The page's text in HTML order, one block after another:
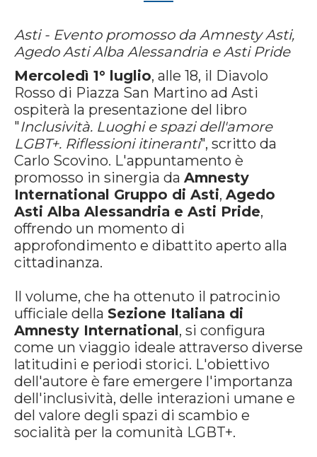
Asti - Evento promosso da Amnesty Asti,
Agedo Asti Alba Alessandria e Asti Pride
Mercoledì 1° luglio, alle 18, il Diavolo
Rosso di Piazza San Martino ad Asti
ospiterà la presentazione del libro
"Inclusività. Luoghi e spazi dell'amore
LGBT+. Riflessioni itineranti", scritto da
Carlo Scovino. L'appuntamento è
promosso in sinergia da Amnesty
International Gruppo di Asti, Agedo
Asti Alba Alessandria e Asti Pride,
offrendo un momento di
approfondimento e dibattito aperto alla
cittadinanza.
Il volume, che ha ottenuto il patrocinio
ufficiale della Sezione Italiana di
Amnesty International, si configura
come un viaggio ideale attraverso diverse
latitudini e periodi storici. L'obiettivo
dell'autore è fare emergere l'importanza
dell'inclusività, delle interazioni umane e
del valore degli spazi di scambio e
socialità per la comunità LGBT+.